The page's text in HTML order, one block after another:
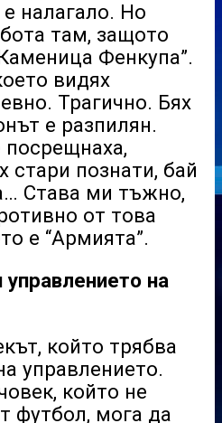
налагало. Но
там, защото
Фенкупа”.
видях
Трагично. Бях
е разпилян.
стари познати, бай
Става ми тъжно,
от това
е “Армията”.
на
който трябва
управлението.
който не
футбол, мога да